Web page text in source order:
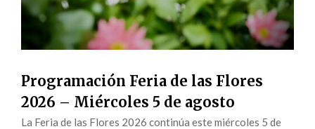
Programación Feria de las Flores
2026 – Miércoles 5 de agosto
La Feria de las Flores 2026 continúa este miércoles 5 de